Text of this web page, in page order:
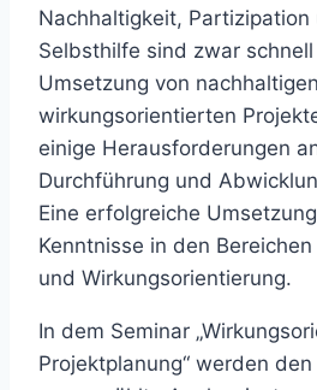
Nachhaltigkeit,
Selbsthilfe sind zwar
Umsetzung von
wirkungsorientierten
einige Herausforderungen
Durchführung und
Eine erfolgreiche
Kenntnisse in den
und Wirkungsorientierung.
In dem Seminar
Projektplanung“ werden